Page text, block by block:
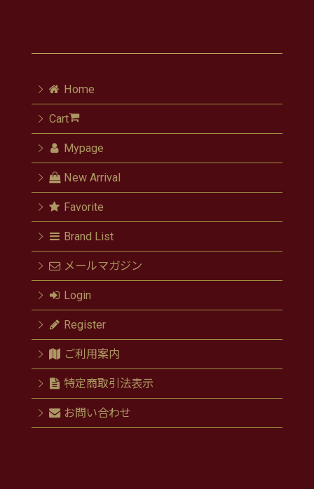
Home
Cart
Mypage
New Arrival
Favorite
Brand List
メールマガジン
Login
Register
ご利用案内
特定商取引法表示
お問い合わせ